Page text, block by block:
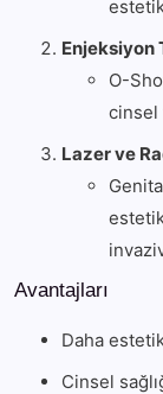
Enjeksiyon
O-
cinsel
Lazer ve
Avantajları
Daha
Cinsel